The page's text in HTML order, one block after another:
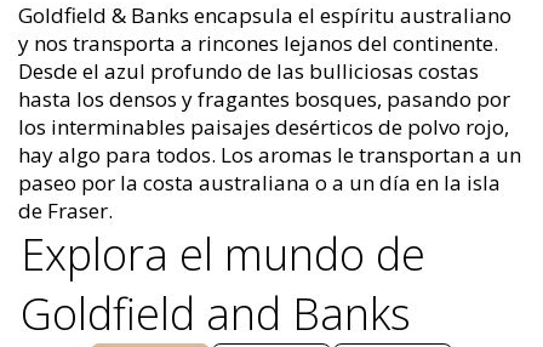
Goldfield & Banks encapsula el espíritu australiano
y nos transporta a rincones lejanos del continente.
Desde el azul profundo de las bulliciosas costas
hasta los densos y fragantes bosques, pasando por
los interminables paisajes desérticos de polvo rojo,
hay algo para todos. Los aromas le transportan a un
paseo por la costa australiana o a un día en la isla
de Fraser.
Explora el mundo de
Goldfield and Banks